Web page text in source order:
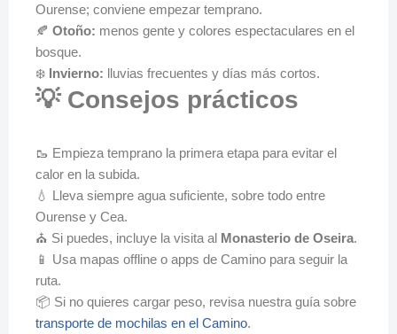
Ourense; conviene empezar temprano.
🍂 Otoño: menos gente y colores espectaculares en el
bosque.
❄️ Invierno: lluvias frecuentes y días más cortos.
💡 Consejos prácticos
🥾 Empieza temprano la primera etapa para evitar el
calor en la subida.
💧 Lleva siempre agua suficiente, sobre todo entre
Ourense y Cea.
⛪ Si puedes, incluye la visita al Monasterio de Oseira.
📱 Usa mapas offline o apps de Camino para seguir la
ruta.
📦 Si no quieres cargar peso, revisa nuestra guía sobre
transporte de mochilas en el Camino.